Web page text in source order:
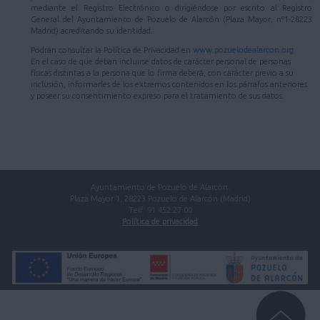
mediante el Registro Electrónico o dirigiéndose por escrito al Registro
General del Ayuntamiento de Pozuelo de Alarcón (Plaza Mayor, nº1-28223
Madrid) acreditando su identidad.
Podrán consultar la Política de Privacidad en www.pozuelodealarcon.org
En el caso de que deban incluirse datos de carácter personal de personas
físicas distintas a la persona que lo firma deberá, con carácter previo a su
inclusión, informarles de los extremos contenidos en los párrafos anteriores
y poseer su consentimiento expreso para el tratamiento de sus datos.
Ayuntamiento de Pozuelo de Alarcón.
Plaza Mayor 1, 28223 Pozuelo de Alarcón (Madrid)
Telf. 91 452 27 00
Política de privacidad